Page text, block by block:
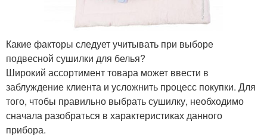
Какие факторы следует учитывать при выборе
подвесной сушилки для белья?
Широкий ассортимент товара может ввести в
заблуждение клиента и усложнить процесс покупки. Для
того, чтобы правильно выбрать сушилку, необходимо
сначала разобраться в характеристиках данного
прибора.